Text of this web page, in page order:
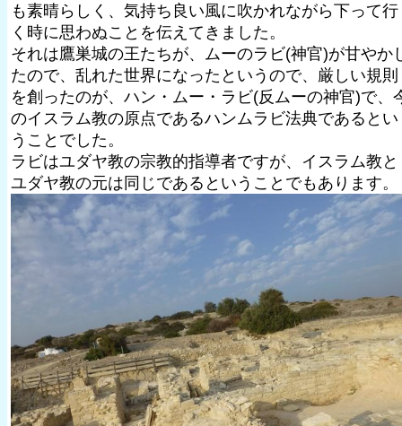
も素晴らしく、気持ち良い風に吹かれながら下って行
く時に思わぬことを伝えてきました。
それは鷹巣城の王たちが、ムーのラビ(神官)が甘やか
たので、乱れた世界になったというので、厳しい規則
を創ったのが、ハン・ムー・ラビ(反ムーの神官)で、
のイスラム教の原点であるハンムラビ法典であるとい
うことでした。
ラビはユダヤ教の宗教的指導者ですが、イスラム教と
ユダヤ教の元は同じであるということでもあります。